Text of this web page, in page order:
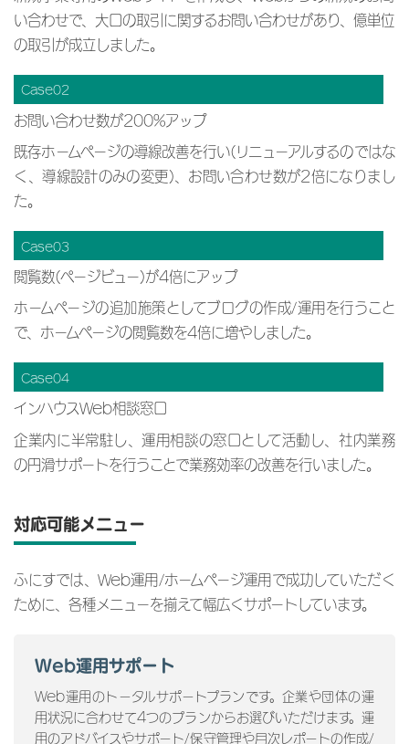
い合わせで、大口の取引に関するお問い合わせがあり、億単位
の取引が成立しました。
Case02
お問い合わせ数が200%アップ
既存ホームページの導線改善を行い(リニューアルするのではな
く、導線設計のみの変更)、お問い合わせ数が2倍になりまし
た。
Case03
閲覧数(ページビュー)が4倍にアップ
ホームページの追加施策としてブログの作成/運用を行うこと
で、ホームページの閲覧数を4倍に増やしました。
Case04
インハウスWeb相談窓口
企業内に半常駐し、運用相談の窓口として活動し、社内業務
の円滑サポートを行うことで業務効率の改善を行いました。
対応可能メニュー
ふにすでは、Web運用/ホームページ運用で成功していただく
ために、各種メニューを揃えて幅広くサポートしています。
Web運用サポート
Web運用のトータルサポートプランです。企業や団体の運
用状況に合わせて4つのプランからお選びいただけます。運
用のアドバイスやサポート/保守管理や月次レポートの作成/